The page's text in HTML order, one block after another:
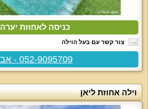
כניסה לאחוזת יערה
צור קשר עם בעל הוילה
052-9095709 - אבי
וילה אחוזת ליאן